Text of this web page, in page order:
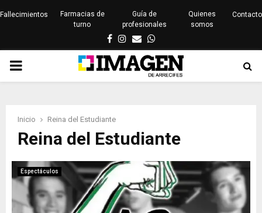
Fallecimientos
Farmacias de
turno
Guía de
profesionales
Quienes
somos
Contacto
Facebook
Instagram
EmailWhatsapp
PRIMARY
Inicio Reina del Estudiante
Reina del Estudiante
Espectáculos